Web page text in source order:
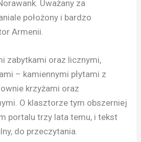
Uważany za
położony i bardzo
Armenii.
zabytkami oraz licznymi,
– kamiennymi płytami z
krzyżami oraz
O klasztorze tym obszerniej
portalu trzy lata temu, i tekst
do przeczytania.